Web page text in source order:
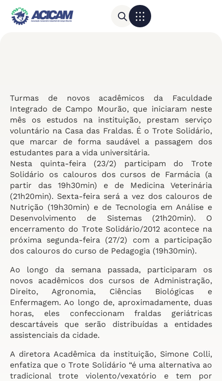
Turmas de novos acadêmicos da Faculdade
Integrado de Campo Mourão, que iniciaram neste
mês os estudos na instituição, prestam serviço
voluntário na Casa das Fraldas. É o Trote Solidário,
que marcar de forma saudável a passagem dos
estudantes para a vida universitária.
Nesta quinta-feira (23/2) participam do Trote
Solidário os calouros dos cursos de Farmácia (a
partir das 19h30min) e de Medicina Veterinária
(21h20min). Sexta-feira será a vez dos calouros de
Nutrição (19h30min) e de Tecnologia em Análise e
Desenvolvimento de Sistemas (21h20min). O
encerramento do Trote Solidário/2012 acontece na
próxima segunda-feira (27/2) com a participação
dos calouros do curso de Pedagogia (19h30min).
Ao longo da semana passada, participaram os
novos acadêmicos dos cursos de Administração,
Direito, Agronomia, Ciências Biológicas e
Enfermagem. Ao longo de, aproximadamente, duas
horas, eles confeccionam fraldas geriátricas
descartáveis que serão distribuídas a entidades
assistenciais da cidade.
A diretora Acadêmica da instituição, Simone Colli,
enfatiza que o Trote Solidário “é uma alternativa ao
tradicional trote violento/vexatório e tem por